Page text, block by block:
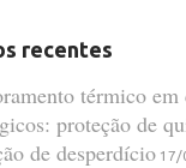
recentes
térmico em
proteção de
de desperdício 17/